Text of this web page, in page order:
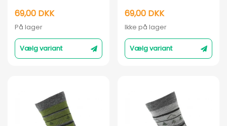
69,00 DKK
På lager
Vælg variant
69,00 DKK
Ikke på lager
Vælg variant